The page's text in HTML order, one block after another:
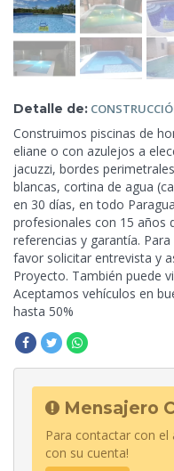
Detalle de:
Construimos piscinas de
eliane o con azulejos a
jacuzzi, bordes
blancas, cortina de agua
en 30 días, en todo
profesionales con 15 años
referencias y garantía.
favor solicitar entrevista y
Proyecto. También puede
Aceptamos vehículos en
hasta 50%
Mensajero
Para contactar con el
con su cuenta!